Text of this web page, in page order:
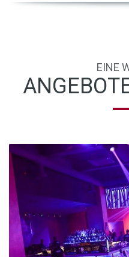
EINE